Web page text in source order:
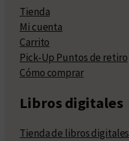
Tienda
Mi cuenta
Carrito
Pick-Up Puntos de retiro
Cómo comprar
Libros digitales
Tienda de libros digitales